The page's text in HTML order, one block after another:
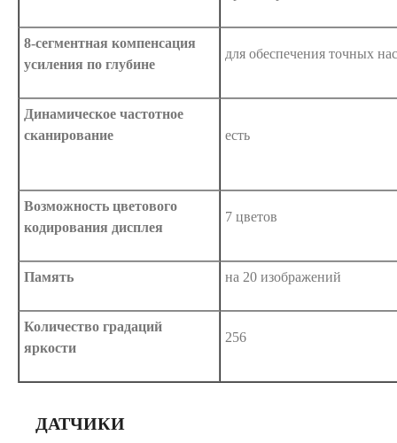
8-сегментная компенсация
усиления по глубине
для обеспечения точных
Динамическое частотное
сканирование
есть
Возможность цветового
кодирования дисплея
7 цветов
Память на 20 изображений
Количество градаций
яркости
256
ДАТЧИКИ